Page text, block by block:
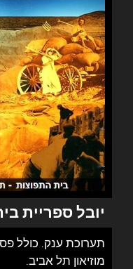
יובל ספריית
תערוכת ענק. כולל
מוזיאון תל אביב.